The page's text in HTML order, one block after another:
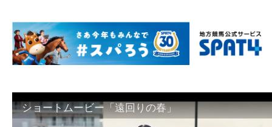
ショートムービー「遠回りの春」